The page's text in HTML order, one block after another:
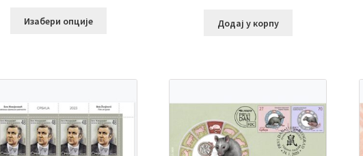
Изабери опције Додај у корпу